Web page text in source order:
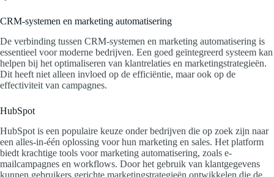
CRM-systemen en marketing automatisering
De verbinding tussen CRM-systemen en marketing automatisering is
essentieel voor moderne bedrijven. Een goed geïntegreerd systeem kan
helpen bij het optimaliseren van klantrelaties en marketingstrategieën.
Dit heeft niet alleen invloed op de efficiëntie, maar ook op de
effectiviteit van campagnes.
HubSpot
HubSpot is een populaire keuze onder bedrijven die op zoek zijn naar
een alles-in-één oplossing voor hun marketing en sales. Het platform
biedt krachtige tools voor marketing automatisering, zoals e-
mailcampagnes en workflows. Door het gebruik van klantgegevens
kunnen gebruikers gerichte marketingstrategieën ontwikkelen die de